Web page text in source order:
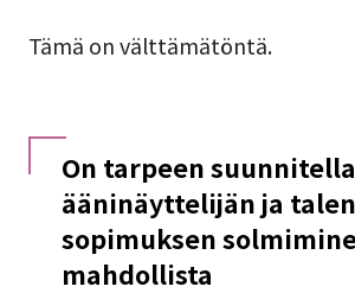
Tämä on välttämätöntä.
On tarpeen
ääninäyttelijän ja
sopimuksen
mahdollista